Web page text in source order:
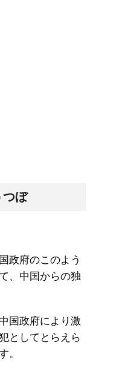
つぼ
政府のこのよう
、中国からの独
国政府により激
としてとらえら
。